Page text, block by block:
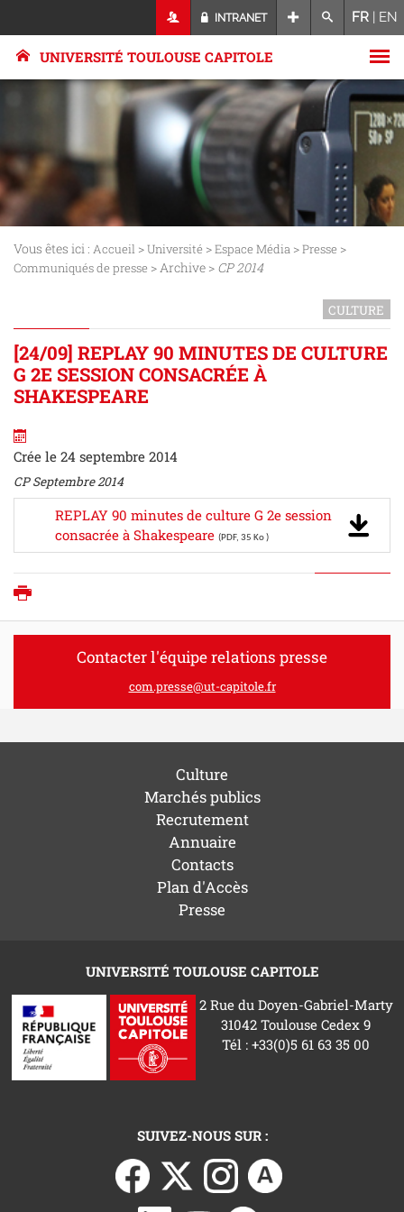
INTRANET FR | EN
UNIVERSITÉ TOULOUSE CAPITOLE
Vous êtes ici : Accueil >Université >Espace Média >Presse >
Communiqués de presse > Archive > CP 2014
CULTURE
[24/09] REPLAY 90 MINUTES DE CULTURE
G 2E SESSION CONSACRÉE À
SHAKESPEARE
Crée le 24 septembre 2014
CP Septembre 2014
REPLAY 90 minutes de culture G 2e session
consacrée à Shakespeare (PDF, 35 Ko )
Contacter l'équipe relations presse
com.presse@ut-capitole.fr
Culture
Marchés publics
Recrutement
Annuaire
Contacts
Plan d'Accès
Presse
UNIVERSITÉ TOULOUSE CAPITOLE
2 Rue du Doyen-Gabriel-Marty
31042 Toulouse Cedex 9
Tél : +33(0)5 61 63 35 00
SUIVEZ-NOUS SUR :